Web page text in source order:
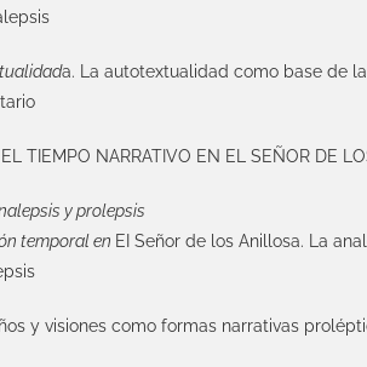
a. La autotextualidad como base de
TIEMPO NARRATIVO EN EL SEÑOR DE
y prolepsis
temporal en EI Señor de los Anillosa. La
y visiones como formas narrativas